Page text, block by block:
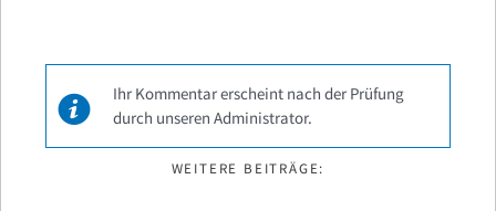
Ihr Kommentar erscheint nach der Prüfung
durch unseren Administrator.
WEITERE BEITRÄGE: